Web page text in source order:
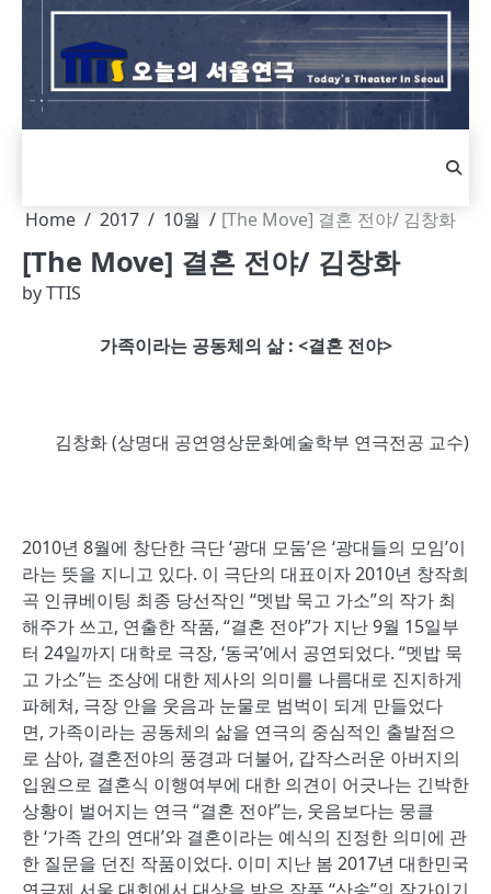
Skip
content
Home 2017 10월 [The Move] 결혼 전야/ 김창화
[The Move] 결혼 전야/ 김창화
byTTIS
가족이라는 공동체의 삶: <결혼 전야>
김창화(상명대 공연영상문화예술학부 연극전공 교수)
2010년 8월에 창단한 극단‘광대 모둠’은 ‘광대들의 모임’이
라는 뜻을 지니고 있다. 이 극단의 대표이자2010년 창작희
곡 인큐베이팅 최종 당선작인 “멧밥 묵고 가소”의 작가 최
해주가 쓰고, 연출한 작품, “결혼 전야”가 지난9월 15일부
터 24일까지 대학로 극장, ‘동국’에서 공연되었다. “멧밥 묵
고 가소”는 조상에 대한 제사의 의미를 나름대로 진지하게
파헤쳐, 극장 안을 웃음과 눈물로 범벅이 되게 만들었다
면, 가족이라는 공동체의 삶을 연극의 중심적인 출발점으
로 삼아, 결혼전야의 풍경과 더불어, 갑작스러운 아버지의
입원으로 결혼식 이행여부에 대한 의견이 어긋나는 긴박한
상황이 벌어지는 연극 “결혼 전야”는, 웃음보다는 뭉클
한‘가족 간의 연대’와 결혼이라는 예식의 진정한 의미에 관
한 질문을 던진 작품이었다. 이미 지난 봄 2017년 대한민국